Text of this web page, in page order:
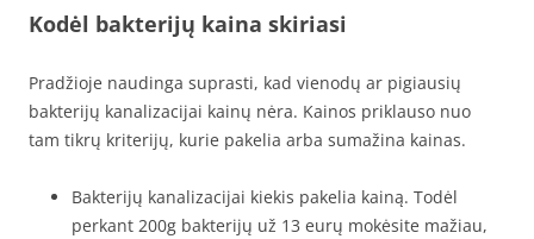
Kodėl bakterijų kaina skiriasi
Pradžioje naudinga suprasti, kad vienodų ar pigiausių
bakterijų kanalizacijai kainų nėra. Kainos priklauso nuo
tam tikrų kriterijų, kurie pakelia arba sumažina kainas.
Bakterijų kanalizacijai kiekis pakelia kainą. Todėl
perkant 200g bakterijų už 13 eurų mokėsite mažiau,